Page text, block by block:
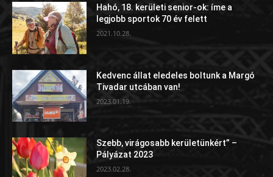
Hahó, 18. kerületi senior-ok: íme a
legjobb sportok 70 év felett
2021.10.28.
Kedvenc állat eledeles boltunk a Margó
Tivadar utcában van!
2023.01.19.
Szebb, virágosabb kerületünkért” –
Pályázat 2023
2023.02.28.